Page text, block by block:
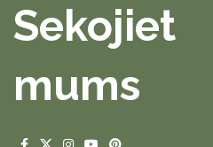
Sekojiet
mums